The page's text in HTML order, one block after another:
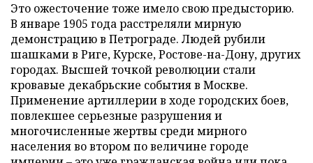
Это ожесточение тоже имело свою предысторию.
В январе 1905 года расстреляли мирную
демонстрацию в Петрограде. Людей рубили
шашками в Риге, Курске, Ростове-на-Дону, других
городах. Высшей точкой революции стали
кровавые декабрьские события в Москве.
Применение артиллерии в ходе городских боев,
повлекшее серьезные разрушения и
многочисленные жертвы среди мирного
населения во втором по величине городе